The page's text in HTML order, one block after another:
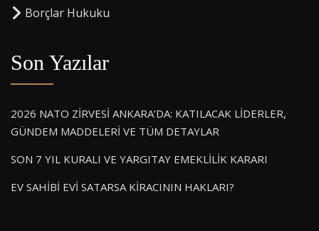
⁠Borçlar Hukuku
Son Yazılar
2026 NATO ZİRVESİ ANKARA’DA: KATILACAK LİDERLER,
GÜNDEM MADDELERİ VE TÜM DETAYLAR
SON 7 YIL KURALI VE YARGITAY EMEKLİLİK KARARI
EV SAHİBİ EVİ SATARSA KİRACININ HAKLARI?